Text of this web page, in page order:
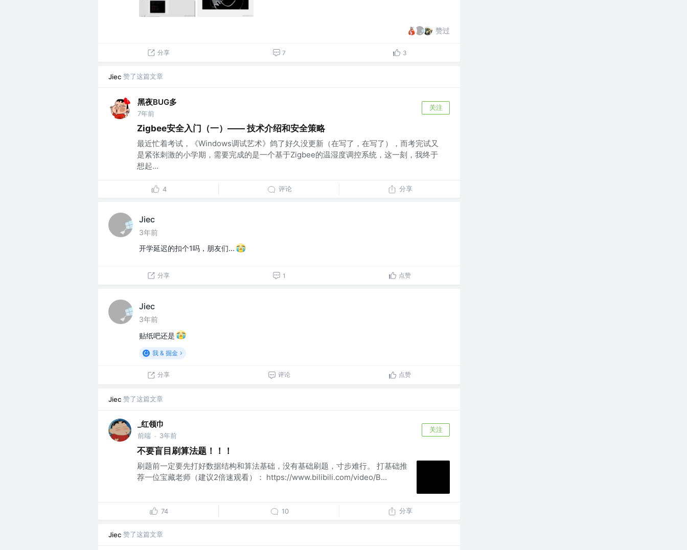
赞过
分享 7 3
Jiec 赞了这篇文章
黑夜BUG多
7年前
关注
Zigbee安全入门（一）—— 技术介绍和安全策略
最近忙着考试，《Windows调试艺术》鸽了好久没更新（在写了，在写了），而考完试又
是紧张刺激的小学期，需要完成的是一个基于Zigbee的温湿度调控系统，这一刻，我终于
想起...
4 评论 分享
Jiec
3年前
开学延迟的扣个1吗，朋友们...
分享 1 点赞
Jiec
3年前
贴纸吧还是
我 & 掘金
分享 评论 点赞
Jiec 赞了这篇文章
_红领巾
前端 · 3年前
关注
不要盲目刷算法题！！！
刷题前一定要先打好数据结构和算法基础，没有基础刷题，寸步难行。 打基础推
荐一位宝藏老师（建议2倍速观看）： https://www.bilibili.com/video/B...
74 10 分享
Jiec 赞了这篇文章